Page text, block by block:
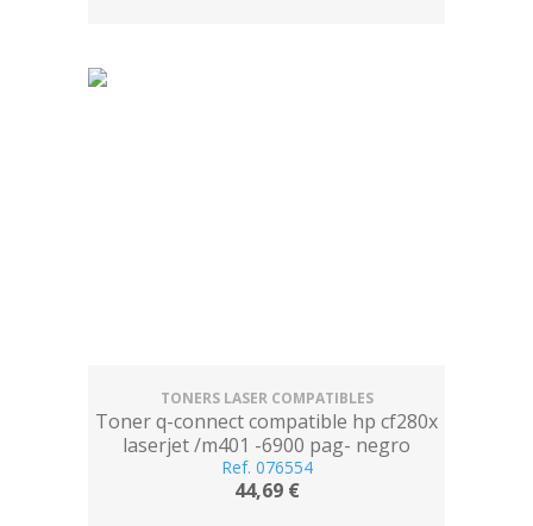
TONERS LASER COMPATIBLES
Toner q-connect compatible hp cf280x
laserjet /m401 -6900 pag- negro
Ref. 076554
44,69 €